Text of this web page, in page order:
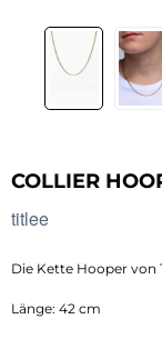
COLLIER
titlee
Die Kette Hooper von
Länge: 42 cm